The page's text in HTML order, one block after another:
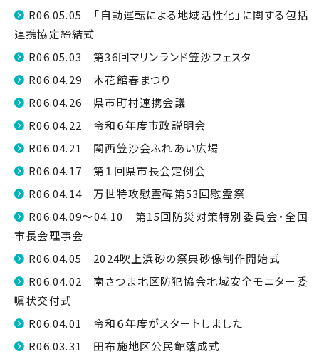
R06.05.05 「自動運転による地域活性化」に関する包括
連携協定締結式
R06.05.03 第36回マリンランド笠沙フェスタ
R06.04.29 木花館春まつり
R06.04.26 県市町村連携会議
R06.04.22 令和６年度市政説明会
R06.04.21 関西笠沙会ふれあい広場
R06.04.17 第１回県市長会定例会
R06.04.14 万世特攻慰霊碑第53回慰霊祭
R06.04.09～04.10 第15回防災対策特別委員会・全国
市長会理事会
R06.04.05 2024吹上浜砂の祭典砂像制作開始式
R06.04.02 南さつま地区防犯協会地域安全モニター委
嘱状交付式
R06.04.01 令和６年度がスタートしました
R06.03.31 田布施地区公民館落成式